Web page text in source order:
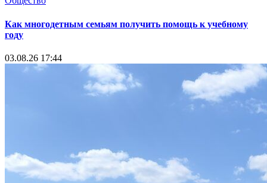
Как многодетным семьям получить помощь к учебному
году
03.08.26 17:44